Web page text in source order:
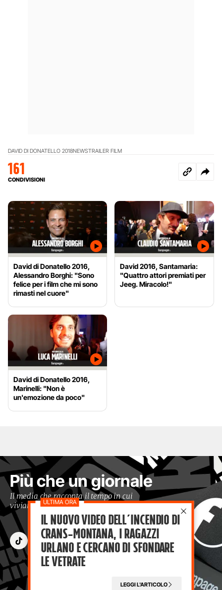
DAVID DI DONATELLO 2018NEWSTRAILER FILM
161
CONDIVISIONI
David di Donatello 2016,
Alessandro Borghi: "Sono
felice per i film che mi sono
rimasti nel cuore"
David 2016, Santamaria:
"Quattro attori premiati per
Jeeg. Miracolo!"
David di Donatello 2016,
Marinelli: "Non è
un'emozione da poco"
Più che un giornale
Il media che racconta il tempo in cui
viviamo con occhi moderni
Il nuovo video dell’incendio di
Crans-Montana, i ragazzi
Urlano e cercano di sfondare
le vetrate
LEGGI L'ARTICOLO